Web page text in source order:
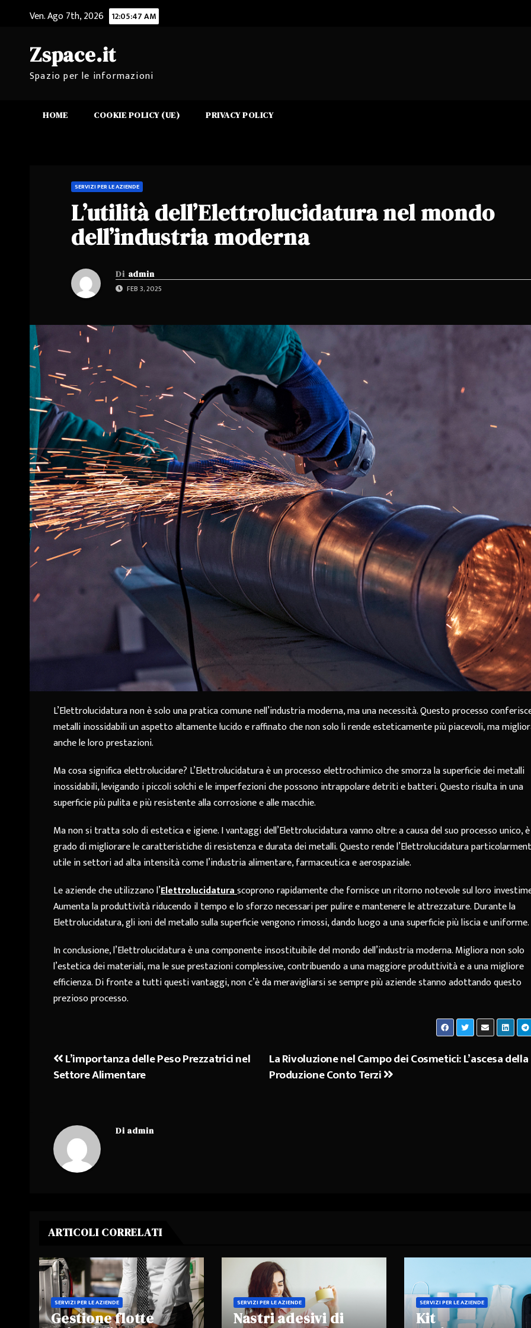
contenuto
Ven. Ago 7th, 2026 12:05:48 AM
Zspace.it
Spazio per le informazioni
HOME COOKIE POLICY (UE) PRIVACY POLICY
SERVIZI PER LE AZIENDE
L’utilità dell’Elettrolucidatura nel mondo
dell’industria moderna
Di admin
FEB 3, 2025
L’Elettrolucidatura non è solo una pratica comune nell’industria moderna, ma una necessità. Questo processo
metalli inossidabili un aspetto altamente lucido e raffinato che non solo li rende esteticamente più piacevoli, ma
anche le loro prestazioni.
Ma cosa significa elettrolucidare? L’Elettrolucidatura è un processo elettrochimico che smorza la superficie dei metalli
inossidabili, levigando i piccoli solchi e le imperfezioni che possono intrappolare detriti e batteri. Questo risulta in una
superficie più pulita e più resistente alla corrosione e alle macchie.
Ma non si tratta solo di estetica e igiene. I vantaggi dell’Elettrolucidatura vanno oltre: a causa del suo processo unico,
grado di migliorare le caratteristiche di resistenza e durata dei metalli. Questo rende l’Elettrolucidatura
utile in settori ad alta intensità come l’industria alimentare, farmaceutica e aerospaziale.
Le aziende che utilizzano l’Elettrolucidaturascoprono rapidamente che fornisce un ritorno notevole sul loro
Aumenta la produttività riducendo il tempo e lo sforzo necessari per pulire e mantenere le attrezzature. Durante la
Elettrolucidatura, gli ioni del metallo sulla superficie vengono rimossi, dando luogo a una superficie più liscia e uniforme.
In conclusione, l’Elettrolucidatura è una componente insostituibile del mondo dell’industria moderna. Migliora non solo
l’estetica dei materiali, ma le sue prestazioni complessive, contribuendo a una maggiore produttività e a una migliore
efficienza. Di fronte a tutti questi vantaggi, non c’è da meravigliarsi se sempre più aziende stanno adottando questo
prezioso processo.
Navigazione
articoli
La Rivoluzione nel Campo dei Cosmetici: L’ascesa della
Produzione Conto Terzi
L’importanza delle Peso Prezzatrici nel
Settore Alimentare
Di admin
ARTICOLI CORRELATI
SERVIZI PER LE AZIENDE
Gestione flotte
SERVIZI PER LE AZIENDE
Nastri adesivi di
SERVIZI PER LE AZIENDE
Kit